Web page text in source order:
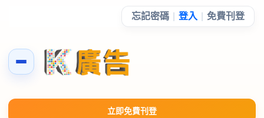
立即免費刊登
忘記密碼 登入 免費刊登